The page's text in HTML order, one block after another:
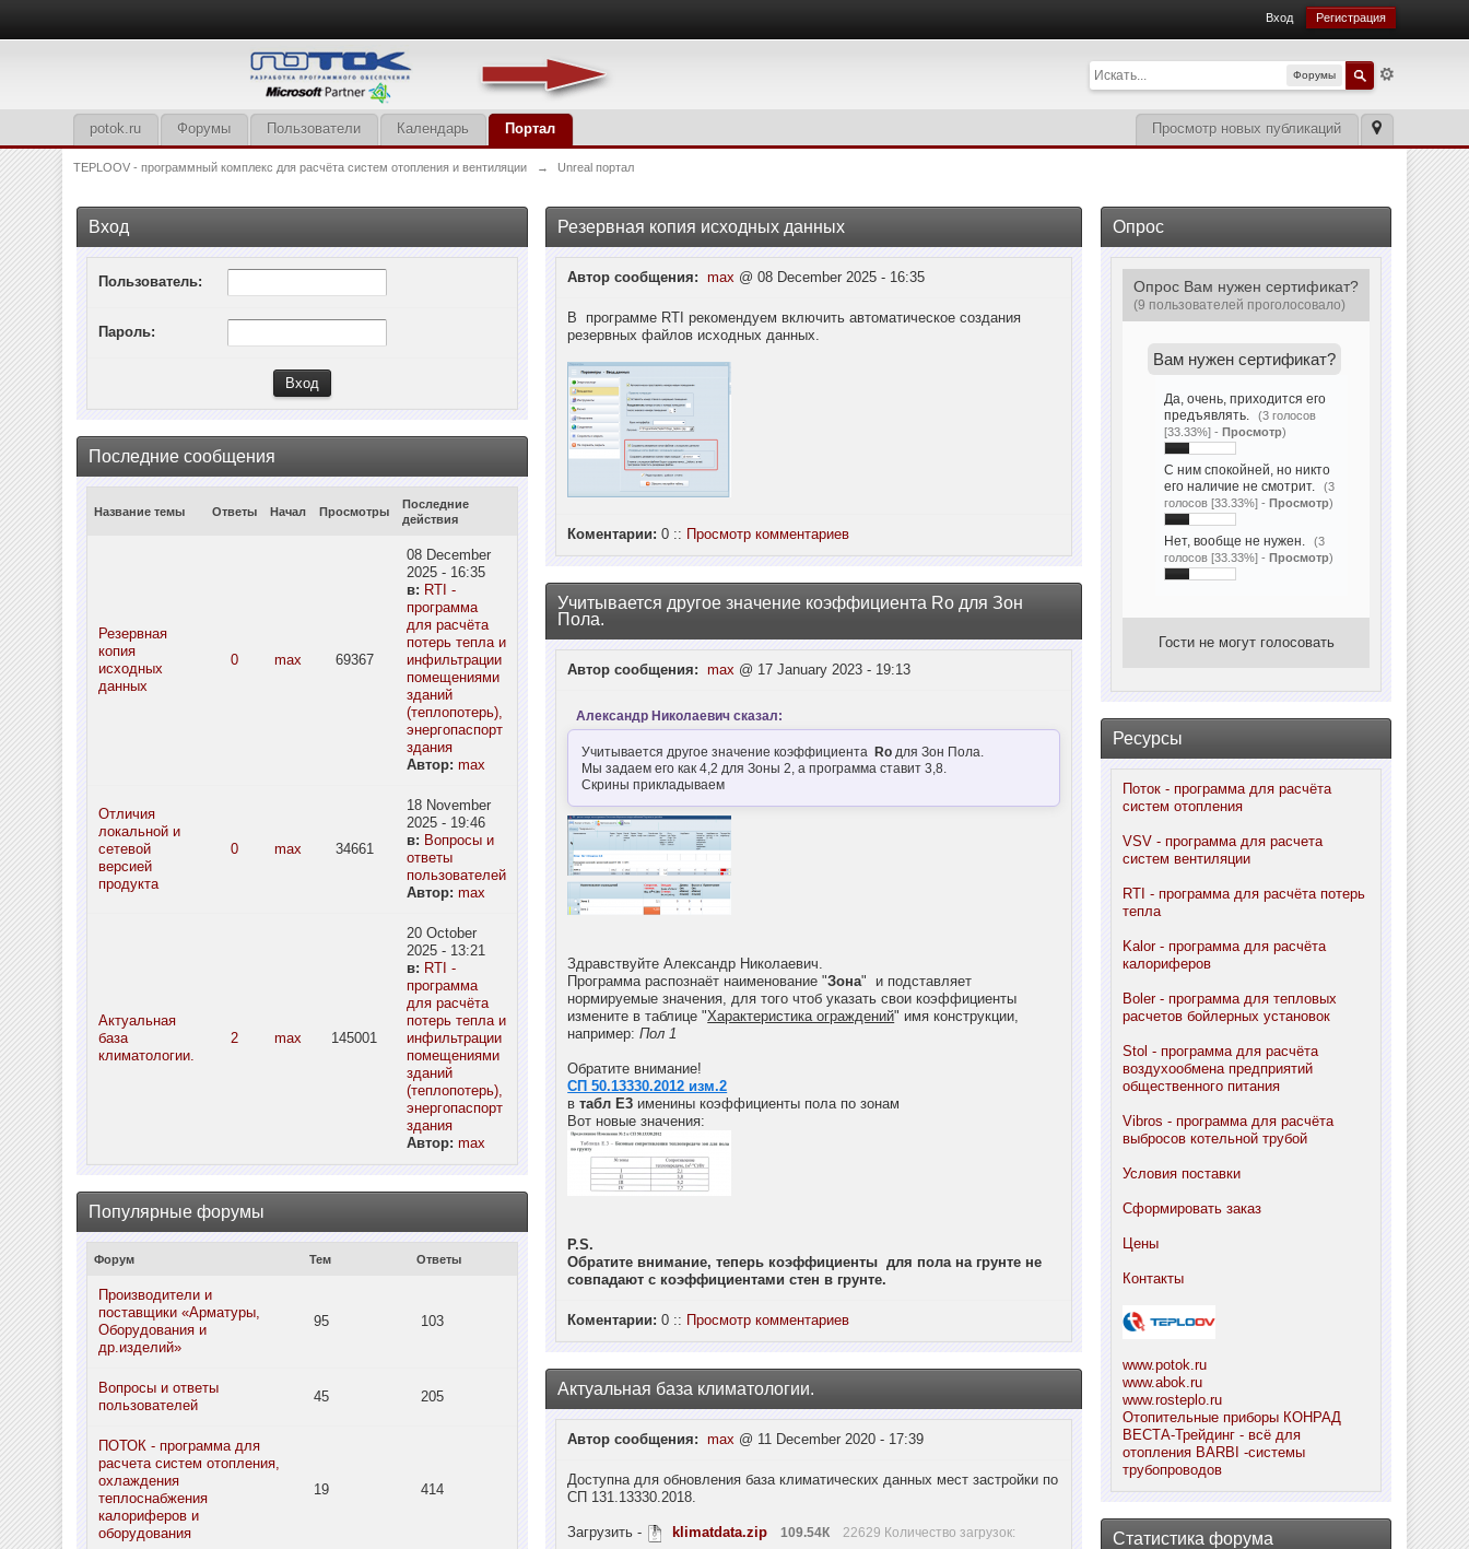
Вход Регистрация
Форумы
Просмотр новых публикаций
potok.ru Форумы Пользователи Календарь Портал
TEPLOOV - программный комплекс для расчёта систем отопления и вентиляции → Unreal портал
Вход
Пользователь:
Пароль:
Последние сообщения
Название темы Ответы Начал Просмотры
Последние
действия
Резервная
копия
исходных
данных
0 max 69367
08 December
2025 - 16:35
в: RTI -
программа
для расчёта
потерь тепла и
инфильтрации
помещениями
зданий
(теплопотерь),
энергопаспорт
здания
Автор:max
Отличия
локальной и
сетевой
версией
продукта
0 max 34661
18 November
2025 - 19:46
в: Вопросы и
ответы
пользователей
Автор:max
Актуальная
база
климатологии.
2 max 145001
20 October
2025 - 13:21
в: RTI -
программа
для расчёта
потерь тепла и
инфильтрации
помещениями
зданий
(теплопотерь),
энергопаспорт
здания
Автор:max
Популярные форумы
Форум Тем Ответы
Производители и
поставщики «Арматуры,
Оборудования и
др.изделий»
95 103
Вопросы и ответы
пользователей
45 205
ПОТОК - программа для
расчета систем отопления,
охлаждения
теплоснабжения
калориферов и
оборудования
19 414
Резервная копия исходных данных
Автор сообщения: max @ 08 December 2025 - 16:35
В программе RTI рекомендуем включить автоматическое создания
резервных файлов исходных данных.
Коментарии: 0 :: Просмотр комментариев
Учитывается другое значение коэффициента Ro для Зон
Пола.
Автор сообщения: max @ 17 January 2023 - 19:13
Александр Николаевич сказал:
Учитывается другое значение коэффициентаRo для Зон Пола.
Мы задаем его как 4,2 для Зоны 2, а программа ставит 3,8.
Скрины прикладываем
Здравствуйте Александр Николаевич.
Программа распознаёт наименование "Зона" и подставляет
нормируемые значения, для того чтоб указать свои коэффициенты
измените в таблице "Характеристика ограждений" имя конструкции,
например:Пол 1
Обратите внимание!
СП 50.13330.2012 изм.2
втабл Е3 именины коэффициенты пола по зонам
Вот новые значения:
P.S.
Обратите внимание, теперь коэффициенты для пола на грунте не
совпадают с коэффициентами стен в грунте.
Коментарии: 0 :: Просмотр комментариев
Актуальная база климатологии.
Автор сообщения: max @ 11 December 2020 - 17:39
Доступна для обновления база климатических данных мест застройки по
СП 131.13330.2018.
Загрузить - klimatdata.zip 109.54К 22629 Количество загрузок:
Опрос
Опрос Вам нужен сертификат?
(9 пользователей проголосовало)
Вам нужен сертификат?
Да, очень, приходится его
предъявлять.
(3 голосов
[33.33%] -Просмотр)
С ним спокойней, но никто
его наличие не смотрит.
(3
голосов [33.33%] -Просмотр)
Нет, вообще не нужен.
(3
голосов [33.33%] -Просмотр)
Гости не могут голосовать
Ресурсы
Поток - программа для расчёта
систем отопления
VSV - программа для расчета
систем вентиляции
RTI - программа для расчёта потерь
тепла
Kalor - программа для расчёта
калориферов
Boler - программа для тепловых
расчетов бойлерных установок
Stol - программа для расчёта
воздухообмена предприятий
общественного питания
Vibros - программа для расчёта
выбросов котельной трубой
Условия поставки
Сформировать заказ
Цены
Контакты
www.potok.ru
www.abok.ru
www.rosteplo.ru
Отопительные приборы КОНРАД
ВЕСТА-Трейдинг - всё для
отопления BARBI -системы
трубопроводов
Статистика форума